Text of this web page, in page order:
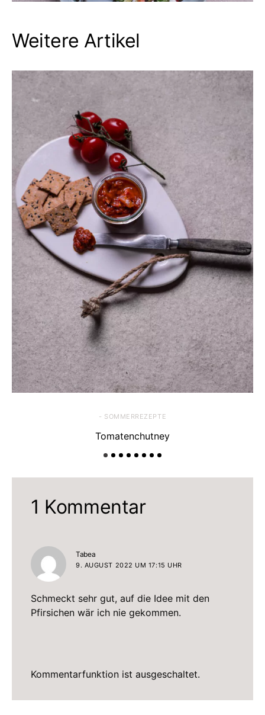
Weitere Artikel
- SOMMERREZEPTE
Tomatenchutney
1 Kommentar
Tabea
9. AUGUST 2022 UM 17:15 UHR
Schmeckt sehr gut, auf die Idee mit den
Pfirsichen wär ich nie gekommen.
Kommentarfunktion ist ausgeschaltet.